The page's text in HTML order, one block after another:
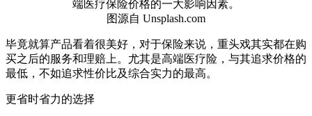
图源自 Unsplash.com
毕竟就算产品看着很美好，对于保险来说，重头戏其实都在购
买之后的服务和理赔上。尤其是高端医疗险，与其追求价格的
最低，不如追求性价比及综合实力的最高。
更省时省力的选择